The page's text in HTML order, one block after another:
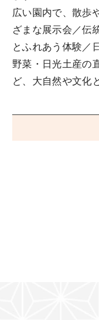
広い園内で、散歩
ざまな展示会／伝
とふれあう体験／
野菜・日光土産の
ど、大自然や文化